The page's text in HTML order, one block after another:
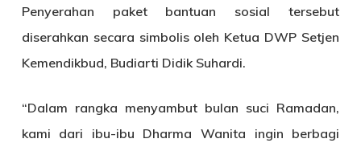
Penyerahan paket bantuan sosial tersebut
diserahkan secara simbolis oleh Ketua DWP Setjen
Kemendikbud, Budiarti Didik Suhardi.
“Dalam rangka menyambut bulan suci Ramadan,
kami dari ibu-ibu Dharma Wanita ingin berbagi